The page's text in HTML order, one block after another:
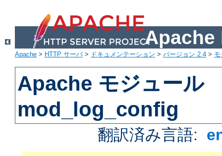
Apache
Apache > HTTP サーバ> ドキュメンテーション > バージョン 2.4 >
Apache モジュール
mod_log_config
翻訳済み言語: